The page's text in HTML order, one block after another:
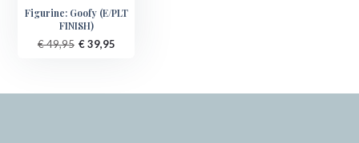
Figurine: Goofy (E/PLT
FINISH)
€ 49,95 € 39,95